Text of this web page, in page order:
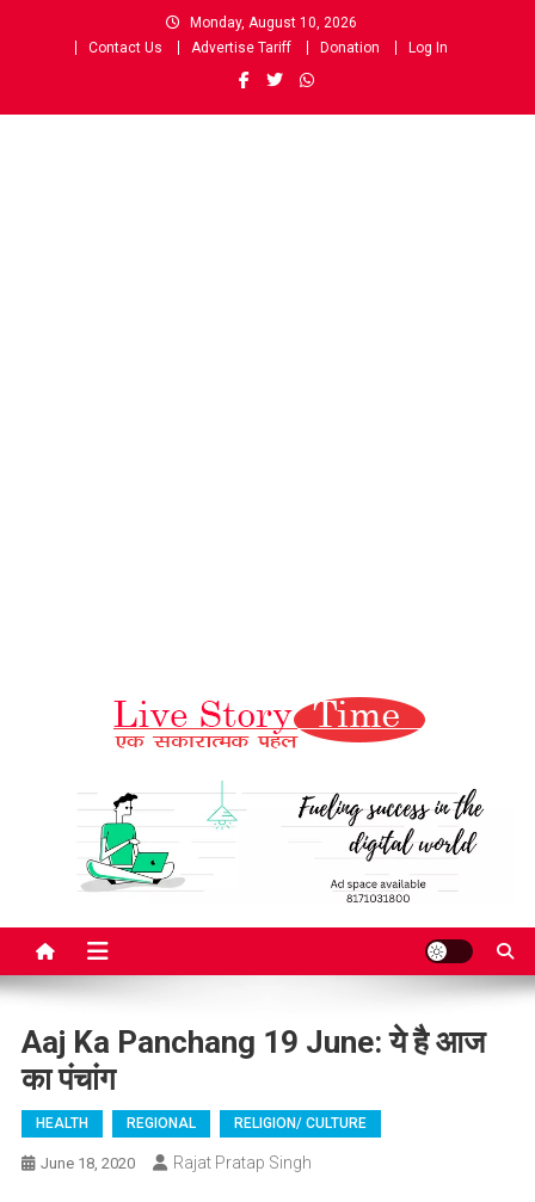
Monday, August 10, 2026
Contact Us
Advertise Tariff Donation Log In
Live Story Time
Aaj Ka Panchang 19 June: ये है आज
का पंचांग
HEALTH REGIONAL RELIGION/ CULTURE
June 18, 2020 Rajat Pratap Singh